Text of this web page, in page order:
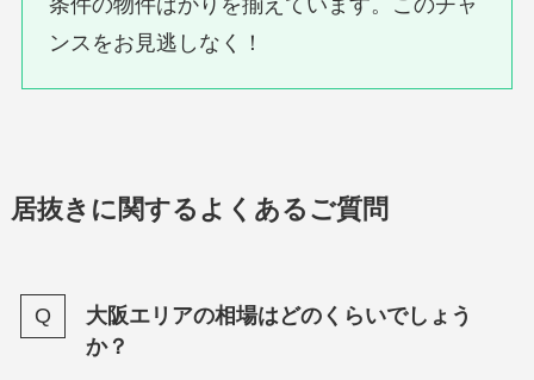
ンスをお見逃しなく！
居抜きに関するよくあるご質問
大阪エリアの相場はどのくらいでしょう
か？